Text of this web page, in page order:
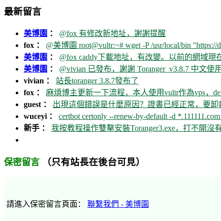
最新留言
美博園 ： @fox 有修改新地址，謝謝提醒
fox ： @美博園 root@vultr:~# wget -P /usr/local/bin "https://
美博園 ： @fox caddy下載地址，有改變。以前的網域
美博園 ： @vivian 已發布，謝謝 Toranger_v3.8.7 中文使
vivian ： 站長toranger 3.8.7發布了
fox ： 麻煩博主更新一下流程，本人使用vultr作為vps，
guest ： 出現這個錯誤是什麼原因？證書已經正常，要卸
wuceyi ： certbot certonly --renew-by-default -d
新手 ： 我按教程操作雙擊安裝Toranger3.exe，打不開沒
保密留言 （只有站長在後台可見）
請進入保密留言頁面： 聯繫我們 - 美博園